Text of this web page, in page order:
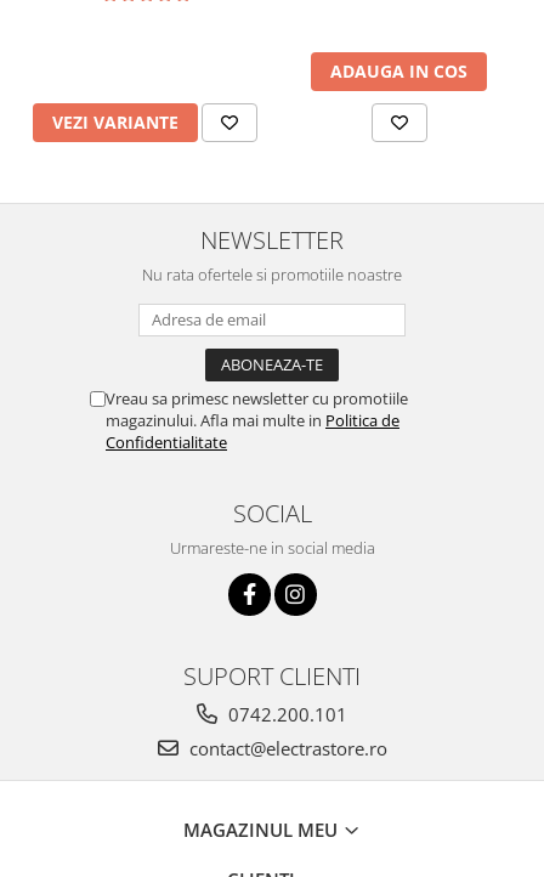
VEZI VARIANTE
ADAUGA IN COS
NEWSLETTER
Nu rata ofertele si promotiile noastre
Vreau sa primesc newsletter cu promotiile
magazinului. Afla mai multe in Politica de
Confidentialitate
SOCIAL
Urmareste-ne in social media
SUPORT CLIENTI
0742.200.101
contact@electrastore.ro
MAGAZINUL MEU